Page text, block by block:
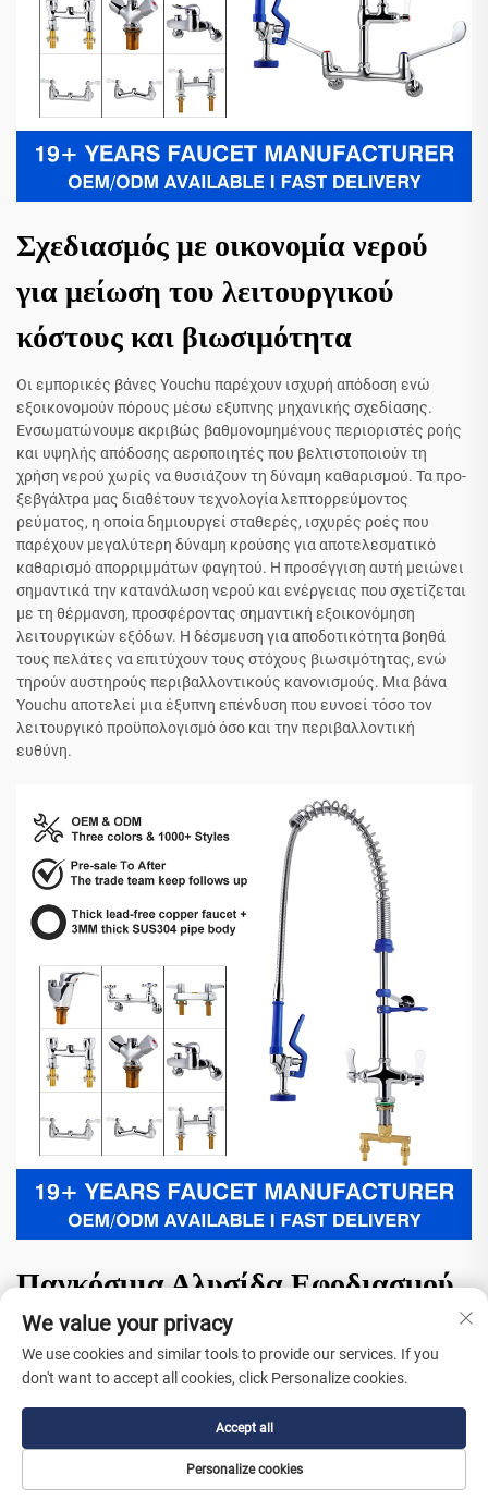
Σχεδιασμός με οικονομία νερού
για μείωση του λειτουργικού
κόστους και βιωσιμότητα
Οι εμπορικές βάνες Youchu παρέχουν ισχυρή απόδοση ενώ
εξοικονομούν πόρους μέσω εξυπνης μηχανικής σχεδίασης.
Ενσωματώνουμε ακριβώς βαθμονομημένους περιοριστές ροής
και υψηλής απόδοσης αεροποιητές που βελτιστοποιούν τη
χρήση νερού χωρίς να θυσιάζουν τη δύναμη καθαρισμού. Τα προ-
ξεβγάλτρα μας διαθέτουν τεχνολογία λεπτορρεύμοντος
ρεύματος, η οποία δημιουργεί σταθερές, ισχυρές ροές που
παρέχουν μεγαλύτερη δύναμη κρούσης για αποτελεσματικό
καθαρισμό απορριμμάτων φαγητού. Η προσέγγιση αυτή μειώνει
σημαντικά την κατανάλωση νερού και ενέργειας που σχετίζεται
με τη θέρμανση, προσφέροντας σημαντική εξοικονόμηση
λειτουργικών εξόδων. Η δέσμευση για αποδοτικότητα βοηθά
τους πελάτες να επιτύχουν τους στόχους βιωσιμότητας, ενώ
τηρούν αυστηρούς περιβαλλοντικούς κανονισμούς. Μια βάνα
Youchu αποτελεί μια έξυπνη επένδυση που ευνοεί τόσο τον
λειτουργικό προϋπολογισμό όσο και την περιβαλλοντική
ευθύνη.
Παγκόσμια Αλυσίδα Εφοδιασμού
με Διαφανή Παρακολούθηση
Παραγγελιών σε Πραγματικό
Χρόνο
Το ισχυρό παγκόσμιο σύστημα εφοδιασμού της Youchu παρέχει
απόλυτη ασφάλεια μέσω διαφανούς διαχείρισης των logistics.
We value your privacy
We use cookies and similar tools to provide our services. If you
don't want to accept all cookies, click Personalize cookies.
Personalize cookies
Accept all